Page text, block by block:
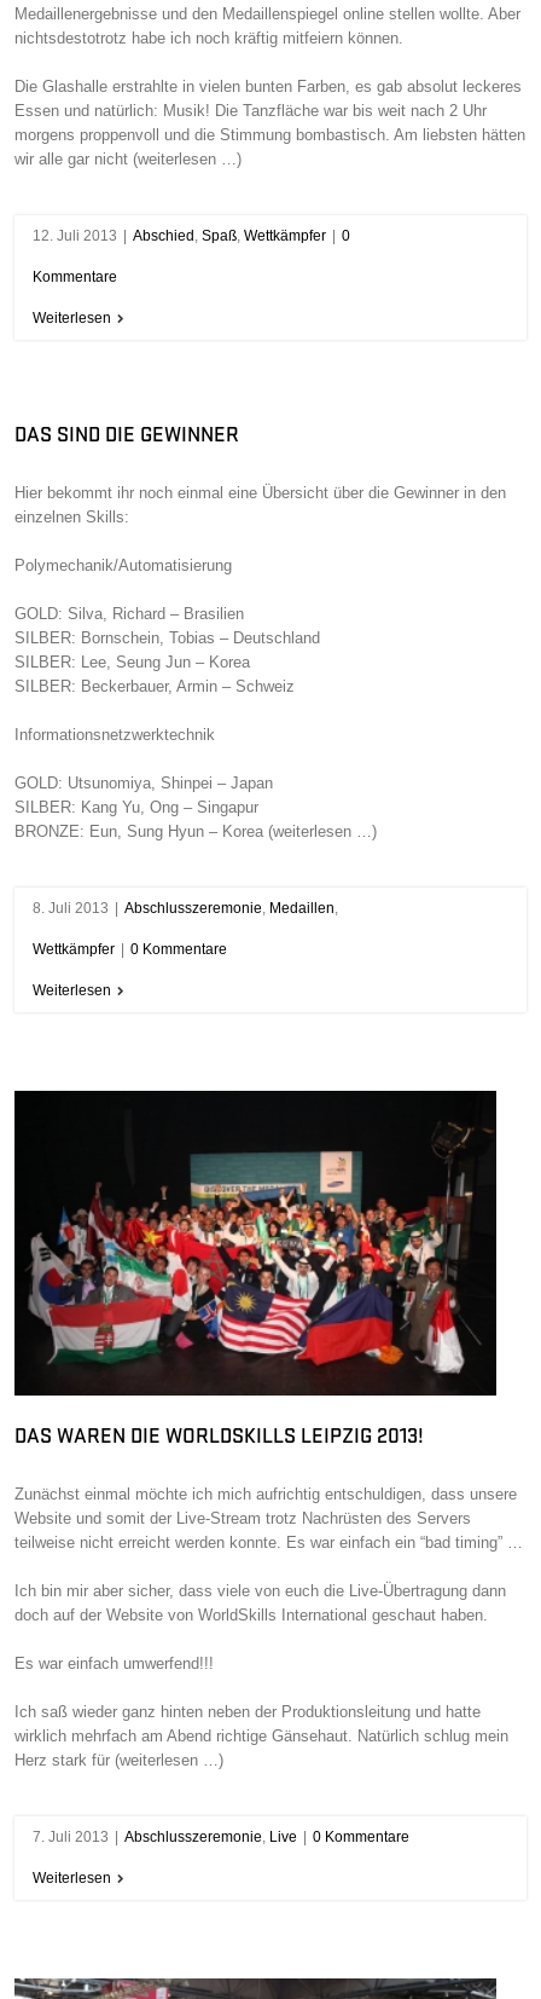
Medaillenergebnisse und den Medaillenspiegel online stellen wollte. Aber
nichtsdestotrotz habe ich noch kräftig mitfeiern können.
Die Glashalle erstrahlte in vielen bunten Farben, es gab absolut leckeres
Essen und natürlich: Musik! Die Tanzfläche war bis weit nach 2 Uhr
morgens proppenvoll und die Stimmung bombastisch. Am liebsten hätten
wir alle gar nicht (weiterlesen …)
12. Juli 2013 | Abschied Spaß Wettkämpfer | 0
Kommentare
Weiterlesen
DAS SIND DIE GEWINNER
Hier bekommt ihr noch einmal eine Übersicht über die Gewinner in den
einzelnen Skills:
Polymechanik/Automatisierung
GOLD: Silva, Richard – Brasilien
SILBER: Bornschein, Tobias – Deutschland
SILBER: Lee, Seung Jun – Korea
SILBER: Beckerbauer, Armin – Schweiz
Informationsnetzwerktechnik
GOLD: Utsunomiya, Shinpei – Japan
SILBER: Kang Yu, Ong – Singapur
BRONZE: Eun, Sung Hyun – Korea (weiterlesen …)
8. Juli 2013 | Abschlusszeremonie Medaillen
Wettkämpfer | 0 Kommentare
Weiterlesen
DAS WAREN DIE WORLDSKILLS LEIPZIG 2013!
Zunächst einmal möchte ich mich aufrichtig entschuldigen, dass unsere
Website und somit der Live-Stream trotz Nachrüsten des Servers
teilweise nicht erreicht werden konnte. Es war einfach ein “bad timing” …
Ich bin mir aber sicher, dass viele von euch die Live-Übertragung dann
doch auf der Website von WorldSkills International geschaut haben.
Es war einfach umwerfend!!!
Ich saß wieder ganz hinten neben der Produktionsleitung und hatte
wirklich mehrfach am Abend richtige Gänsehaut. Natürlich schlug mein
Herz stark für (weiterlesen …)
7. Juli 2013 | Abschlusszeremonie Live | 0 Kommentare
Weiterlesen